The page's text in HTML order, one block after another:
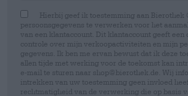
Hierbij geef ik toestemming aan Bierothek
persoonsgegevens te verwerken voor het
van een klantaccount. Dit klantaccount geeft een
controle over mijn verkoopactiviteiten en mijn
gegevens. Ik ben me ervan bewust dat ik deze
allen tijde met werking voor de toekomst kan
e-mail te sturen naar shop@bierothek.de. Wij
intrekken van uw toestemming geen invloed
rechtmatigheid van de verwerking die op basis